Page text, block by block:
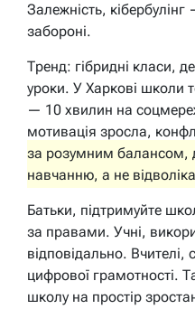
Залежність,
забороні.
Тренд: гібридні класи,
уроки. У Харкові школи
— 10 хвилин на
мотивація зросла,
за розумним балансом,
навчанню, а не
Батьки, підтримуйте
за правами. Учні,
відповідально.
цифрової грамотності.
школу на простір